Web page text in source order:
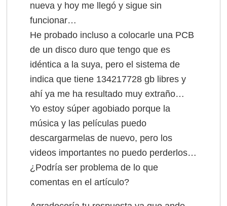
nueva y hoy me llegó y sigue sin
funcionar…
He probado incluso a colocarle una PCB
de un disco duro que tengo que es
idéntica a la suya, pero el sistema de
indica que tiene 134217728 gb libres y
ahí ya me ha resultado muy extraño…
Yo estoy súper agobiado porque la
música y las películas puedo
descargarmelas de nuevo, pero los
videos importantes no puedo perderlos…
¿Podría ser problema de lo que
comentas en el artículo?